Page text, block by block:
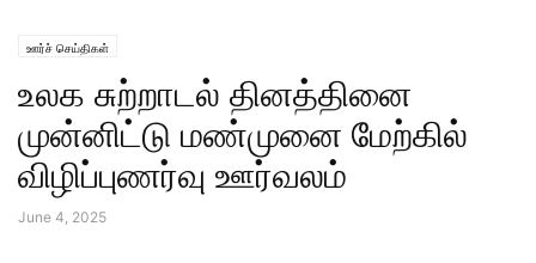
ஊர்ச் செய்திகள்
உலக சுற்றாடல் தினத்தினை
முன்னிட்டு மண்முனை மேற்கில்
விழிப்புணர்வு ஊர்வலம்
June 4, 2025